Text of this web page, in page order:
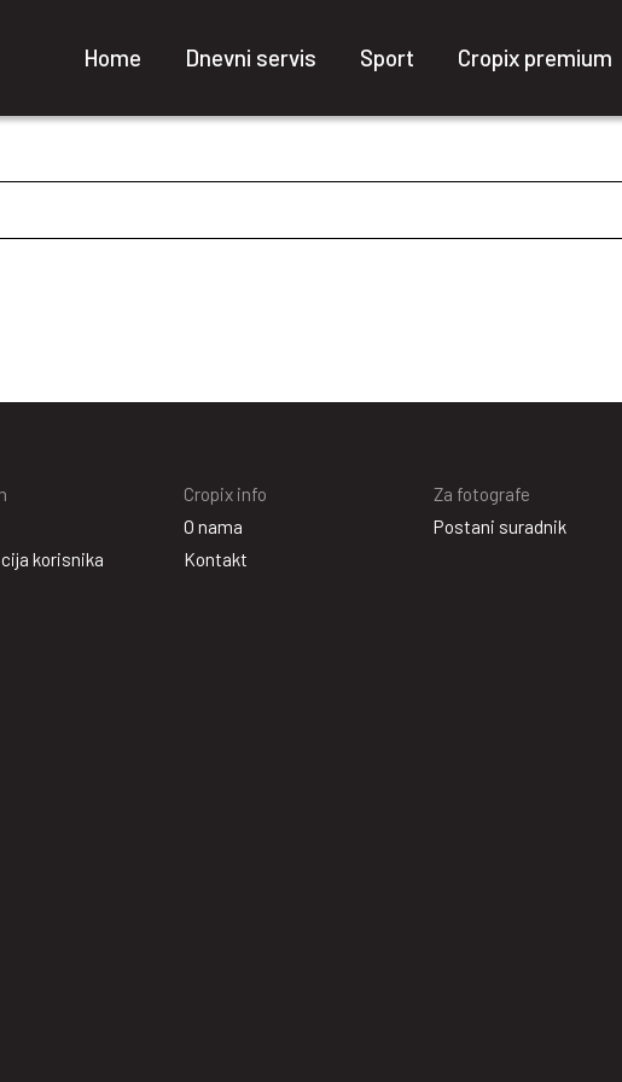
Home Dnevni servis Sport Cropix premium
korisnika
Cropix info
O nama
Kontakt
Za fotografe
Postani suradnik